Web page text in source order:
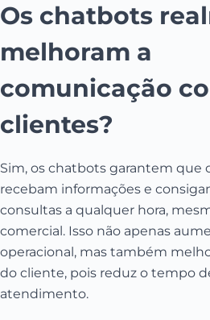
Os chatbots
melhoram a
comunicação
clientes?
Sim, os chatbots garantem que
recebam informações e
consultas a qualquer hora,
comercial. Isso não apenas
operacional, mas também
do cliente, pois reduz o tempo
atendimento.